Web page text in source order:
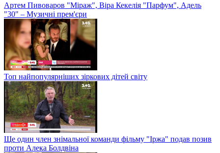
Артем Пивоваров "Міраж", Віра Кекелія "Парфум", Адель
"30" – Музичні прем'єри
Топ найпопулярніших зіркових дітей світу
Ще один член знімальної команди фільму "Іржа" подав позив
проти Алека Болдвіна